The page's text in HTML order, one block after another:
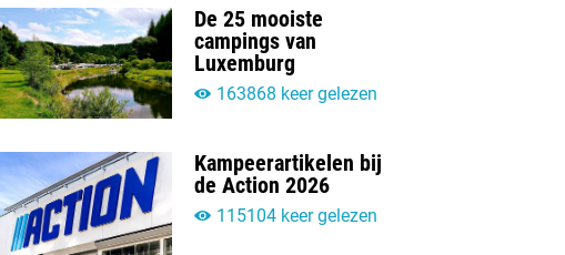
De 25 mooiste
campings van
Luxemburg
163868 keer gelezen
Kampeerartikelen bij
de Action 2026
115104 keer gelezen